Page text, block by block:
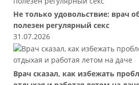
Не только удовольствие: врач
полезен регулярный секс
31.07.2026
Врач сказал, как избежать